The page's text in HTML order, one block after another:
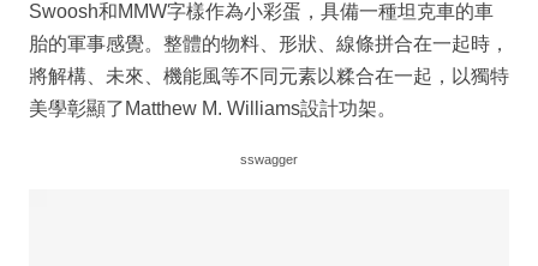
Swoosh和MMW字樣作為小彩蛋，具備一種坦克車的車
胎的軍事感覺。整體的物料、形狀、線條拼合在一起時，
將解構、未來、機能風等不同元素以糅合在一起，以獨特
美學彰顯了Matthew M. Williams設計功架。
sswagger